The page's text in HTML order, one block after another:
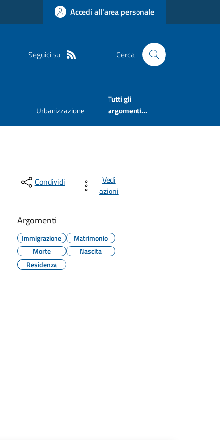
Accedi all'area personale
Seguici su Cerca
Urbanizzazione
Tutti gli
argomenti...
Condividi
Vedi
azioni
Argomenti
Immigrazione
Matrimonio
Morte
Nascita
Residenza